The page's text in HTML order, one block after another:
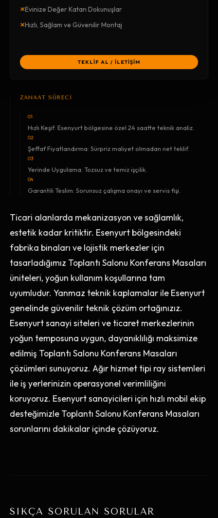
×Evinize Değer Katan Dokunuşlar
×Hızlı, Sağlam ve Güvenilir Montaj
TEKLİF AL / İLETİŞİM
ZANAAT SÜRECİ
01
Hızlı Keşif: Esenyurt bölgesine özel 24 saatte teknik analiz.
02
Şeffaf Fiyatlandırma: Sürpriz maliyet olmadan net teklif.
03
Yerinde Uygulama: Tozsuz ve temiz işçilik.
04
Garantili Teslim: Sorunsuz çalışma onayı ve servis fişi.
Ticari alanlarda mekanizasyon ve sağlamlık,
estetik kadar kritiktir. Esenyurt bölgesindeki
fabrika binaları ve lojistik merkezler için
tasarladığımız Toplantı Salonu Konferans Masaları
üniteleri, yoğun kullanım koşullarına tam
uyumludur. Yanmaz teknik kaplamalar ile Esenyurt
genelinde güvenilir teknik çözüm ortağınızız.
Esenyurt sanayi siteleri ve ticaret merkezlerinin
yoğun temposuna uygun, dayanıklılığı maksimize
edilmiş Toplantı Salonu Konferans Masaları
çözümleri sunuyoruz. Ağır hizmet tipi ray sistemleri
ile iş yerlerinizin operasyonel verimliliğini
koruyoruz. Esenyurt sanayicileri için hızlı mobil ekip
desteğimizle Toplantı Salonu Konferans Masaları
sorunlarını dakikalar içinde çözüyoruz.
SIKÇA SORULAN SORULAR